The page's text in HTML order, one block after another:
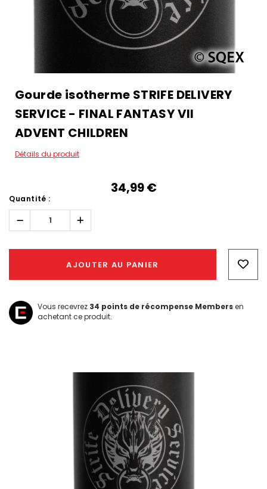
Gourde isotherme STRIFE DELIVERY
SERVICE - FINAL FANTASY VII
ADVENT CHILDREN
Détails du produit
34,99‎ ‎€
Quantité :
Réduire
quantité :
Augmenter
la
quantité :
AJOUTER AU PANIER
Vous recevrez 34 points de récompense Membersen
achetant ce produit.